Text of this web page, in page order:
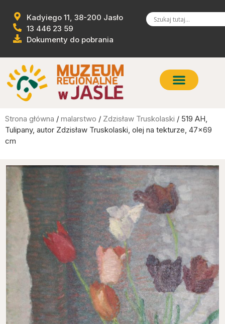
Kadyiego 11, 38-200 Jasło
13 446 23 59
Dokumenty do pobrania
Strona główna / malarstwo / Zdzisław Truskolaski / 519 AH,
Tulipany, autor Zdzisław Truskolaski, olej na tekturze, 47×69
cm